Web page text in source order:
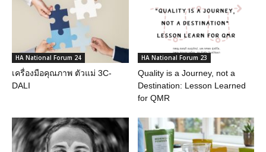
HA National Forum 24
เครื่องมือคุณภาพ ตัวแม่ 3C-
DALI
HA National Forum 23
Quality is a Journey, not a
Destination: Lesson Learned
for QMR